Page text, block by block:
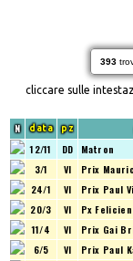
393
cliccare sulle
N data pz
12/11 DD Matron
3/1
VI Prix
24/1
VI Prix Paul
20/3
VI Px
11/4
VI Prix Gai
6/5
VI Prix Paul